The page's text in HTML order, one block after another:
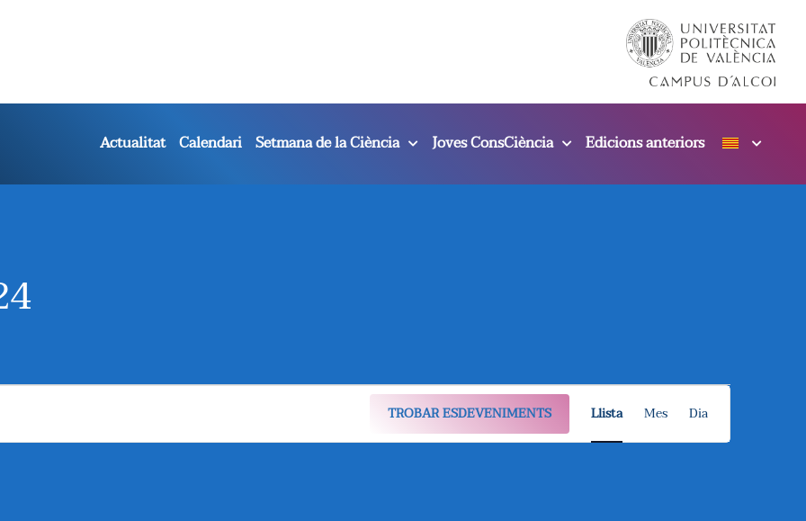
Actualitat Calendari Setmana de la Ciència Joves ConsCiència Edicions anteriors
TROBAR ESDEVENIMENTS N
A
Llista Mes Dia